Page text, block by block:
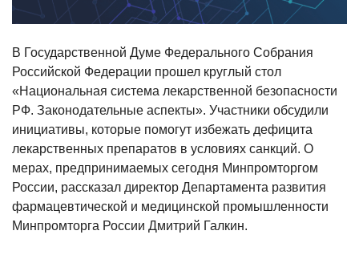
В Государственной Думе Федерального Собрания
Российской Федерации прошел круглый стол
«Национальная система лекарственной безопасности
РФ. Законодательные аспекты». Участники обсудили
инициативы, которые помогут избежать дефицита
лекарственных препаратов в условиях санкций. О
мерах, предпринимаемых сегодня Минпромторгом
России, рассказал директор Департамента развития
фармацевтической и медицинской промышленности
Минпромторга России Дмитрий Галкин.